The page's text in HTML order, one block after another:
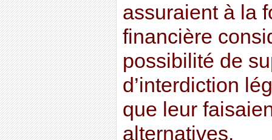
assuraient à la
financière
possibilité de
d’interdiction
que leur
alternatives.